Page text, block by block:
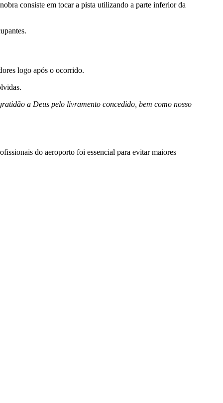
consiste em tocar a pista utilizando a parte inferior da
logo após o ocorrido.
a Deus pelo livramento concedido, bem como nosso
do aeroporto foi essencial para evitar maiores